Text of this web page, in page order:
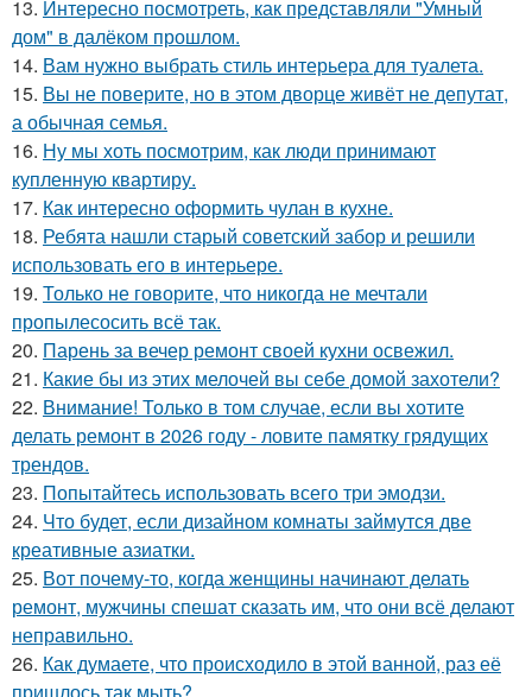
13. Интересно посмотреть, как представляли "Умный
дом" в далёком прошлом.
14. Вам нужно выбрать стиль интерьера для туалета.
15. Вы не поверите, но в этом дворце живёт не депутат,
а обычная семья.
16. Ну мы хоть посмотрим, как люди принимают
купленную квартиру.
17. Как интересно оформить чулан в кухне.
18. Ребята нашли старый советский забор и решили
использовать его в интерьере.
19. Только не говорите, что никогда не мечтали
пропылесосить всё так.
20. Парень за вечер ремонт своей кухни освежил.
21. Какие бы из этих мелочей вы себе домой захотели?
22. Внимание! Только в том случае, если вы хотите
делать ремонт в 2026 году - ловите памятку грядущих
трендов.
23. Попытайтесь использовать всего три эмодзи.
24. Что будет, если дизайном комнаты займутся две
креативные азиатки.
25. Вот почему-то, когда женщины начинают делать
ремонт, мужчины спешат сказать им, что они всё делают
неправильно.
26. Как думаете, что происходило в этой ванной, раз её